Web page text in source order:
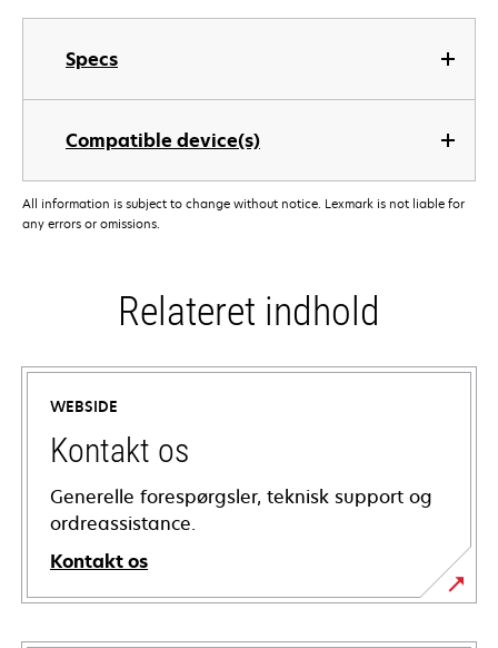
Specs
Compatible device(s)
All information is subject to change without notice. Lexmark is not liable for
any errors or omissions.
Relateret indhold
WEBSIDE
Kontakt os
Generelle forespørgsler, teknisk support og
ordreassistance.
Kontakt os